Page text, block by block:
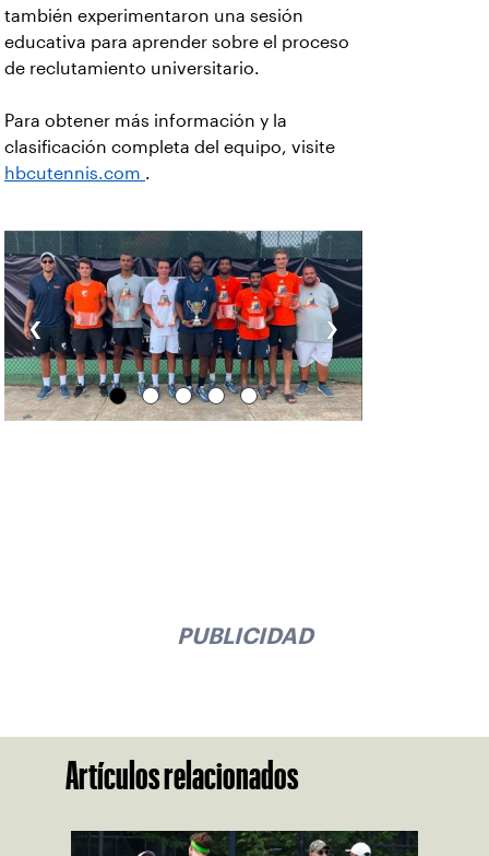
también experimentaron una sesión
educativa para aprender sobre el proceso
de reclutamiento universitario.
Para obtener más información y la
clasificación completa del equipo, visite
hbcutennis.com .
‹ ›
PUBLICIDAD
Artículos relacionados